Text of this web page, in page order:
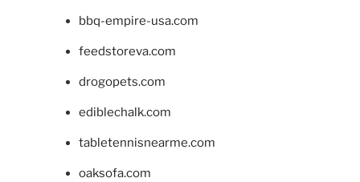
bbq-empire-usa.com
feedstoreva.com
drogopets.com
ediblechalk.com
tabletennisnearme.com
oaksofa.com